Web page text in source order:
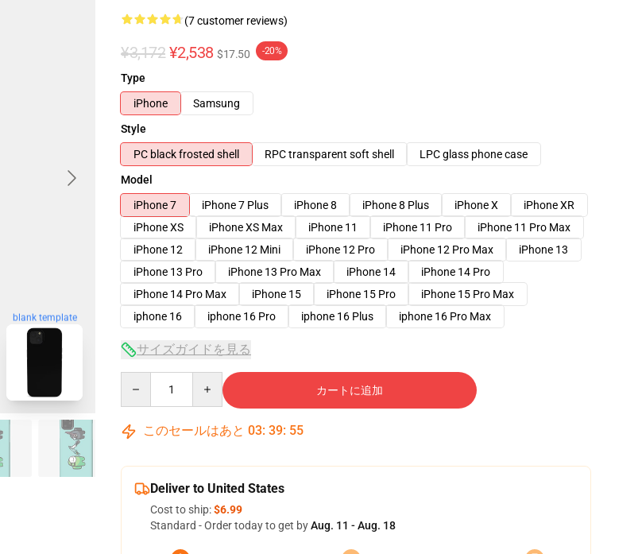
blank template
(7 customer reviews)
¥3,172 ¥2,538 $17.50 -20%
Type
iPhone
Samsung
Style
PC black frosted shell
RPC transparent soft shell
LPC glass phone case
Model
iPhone 7
iPhone 7 Plus iPhone 8 iPhone 8 Plus iPhone X
iPhone XR
iPhone XS
iPhone XS Max iPhone 11 iPhone 11 Pro
iPhone 11 Pro Max
iPhone 12
iPhone 12 Mini iPhone 12 Pro iPhone 12 Pro Max
iPhone 13
iPhone 13 Pro
iPhone 13 Pro Max iPhone 14
iPhone 14 Pro
iPhone 14 Pro Max
iPhone 15 iPhone 15 Pro
iPhone 15 Pro Max
iphone 16
iphone 16 Pro iphone 16 Plus iphone 16 Pro Max
サイズガイドを見る
カートに追加
このセールはあと 03: 39: 54
Deliver to United States
Cost to ship:$6.99
Standard - Order today to get byAug. 11 - Aug. 18